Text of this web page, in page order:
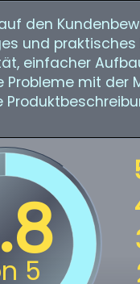
den
und
einfacher
Probleme mit